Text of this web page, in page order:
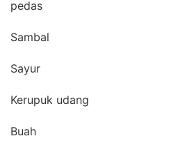
pedas
Sambal
Sayur
Kerupuk udang
Buah